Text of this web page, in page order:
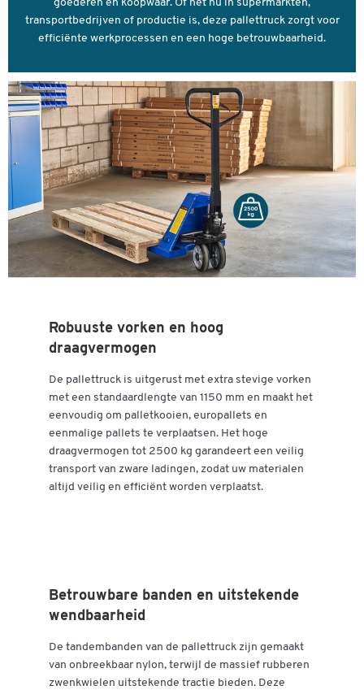
Vorkbreedte (mm) 150
Vorklengte (mm) 1150
Kleuren
Kleur signaal blauw RAL 5005
goederen en koopwaar. Of het nu in supermarkten,
transportbedrijven of productie is, deze pallettruck zorgt voor
efficiënte werkprocessen en een hoge betrouwbaarheid.
Robuuste vorken en hoog
draagvermogen
De pallettruck is uitgerust met extra stevige vorken
met een standaardlengte van 1150 mm en maakt het
eenvoudig om palletkooien, europallets en
eenmalige pallets te verplaatsen. Het hoge
draagvermogen tot 2500 kg garandeert een veilig
transport van zware ladingen, zodat uw materialen
altijd veilig en efficiënt worden verplaatst.
Betrouwbare banden en uitstekende
wendbaarheid
De tandembanden van de pallettruck zijn gemaakt
van onbreekbaar nylon, terwijl de massief rubberen
zwenkwielen uitstekende tractie bieden. Deze
Dubbelklik om in te zoomen